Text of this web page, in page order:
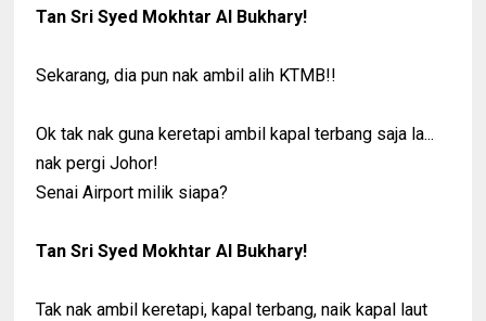
Tan Sri Syed Mokhtar Al Bukhary!
Sekarang, dia pun nak ambil alih KTMB!!
Ok tak nak guna keretapi ambil kapal terbang saja la...
nak pergi Johor!
Senai Airport milik siapa?
Tan Sri Syed Mokhtar Al Bukhary!
Tak nak ambil keretapi, kapal terbang, naik kapal laut